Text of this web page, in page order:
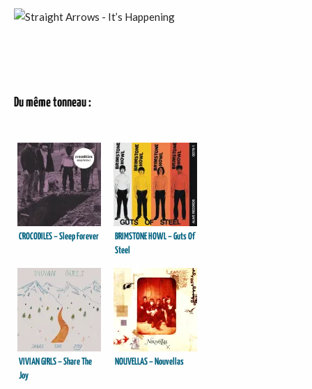
Du même tonneau :
CROCODILES – Sleep Forever
BRIMSTONE HOWL – Guts Of
Steel
VIVIAN GIRLS – Share The
Joy
NOUVELLAS – Nouvellas